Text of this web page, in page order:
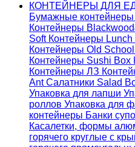
КОНТЕЙНЕРЫ ДЛЯ
Бумажные контейнеры
Контейнеры
Soft Контейнеры Lunch
Контейнеры Old School
Контейнеры Sushi Box
Контейнеры ЛЗ
AntСалатники Salad
Упаковка для лапши
роллов Упаковка для
контейнеры Банки
Касалетки, формы
горячего круглые с